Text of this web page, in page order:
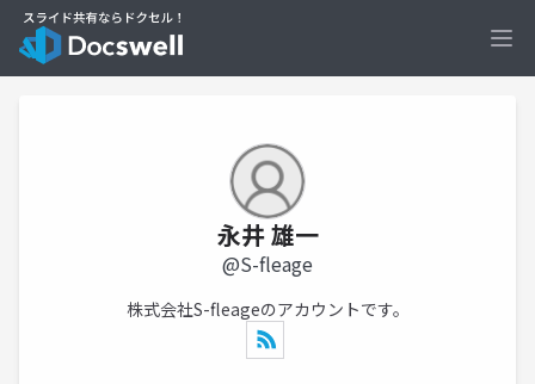
永井 雄一
@S-fleage
株式会社S-fleageのアカウントです。